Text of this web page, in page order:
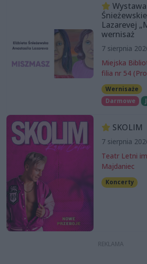
Lazarevej
wernisaż
7 sierpnia
Miejska
filia nr 54
Wernisaże
Darmowe
SKOLIM
7 sierpnia
Teatr Letni
Majdaniec
Koncerty